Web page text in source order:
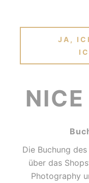
JA,
Die Buchung
über das
Photography